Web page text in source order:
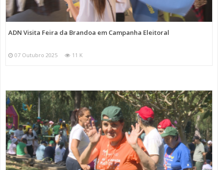
ADN Visita Feira da Brandoa em Campanha Eleitoral
07 Outubro 2025 11 K